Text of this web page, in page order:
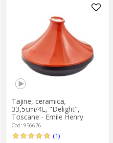
Tajine, ceramica,
33,5cm/4L, "Delight",
Toscane - Emile Henry
Cod: 956676
(1)